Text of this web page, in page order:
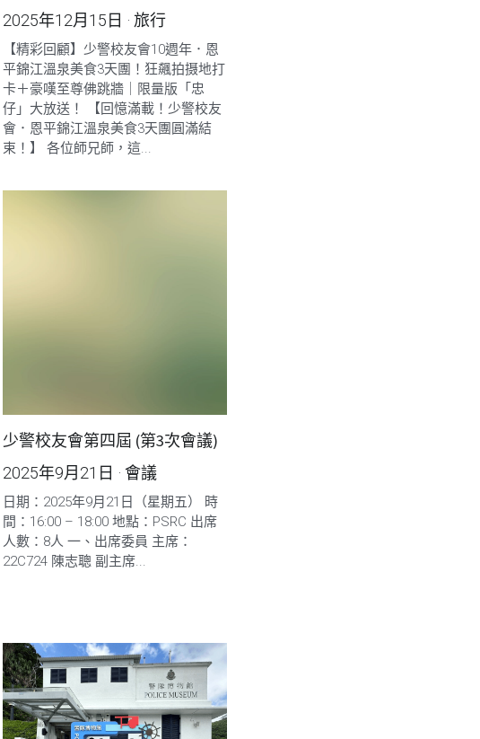
2025年12月15日 · 旅行
【精彩回顧】少警校友會10週年．恩
平錦江溫泉美食3天團！狂飆拍摄地打
卡＋豪嘆至尊佛跳牆｜限量版「忠
仔」大放送！ 【回憶滿載！少警校友
會．恩平錦江溫泉美食3天團圓滿結
束！】 各位師兄師，這...
少警校友會第四屆 (第3次會議)
2025年9月21日 ·會議
日期：2025年9月21日（星期五） 時
間：16:00 – 18:00 地點：PSRC 出席
人數：8人 一、出席委員 主席：
22C724 陳志聰 副主席...